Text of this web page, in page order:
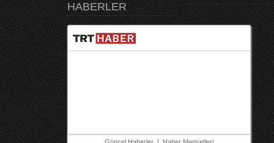
HABERLER